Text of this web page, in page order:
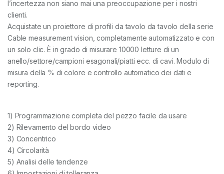
l’incertezza non siano mai una preoccupazione per i nostri
clienti.
Acquistate un proiettore di profili da tavolo da tavolo della serie
Cable measurement vision, completamente automatizzato e con
un solo clic. È in grado di misurare 10000 letture di un
anello/settore/campioni esagonali/piatti ecc. di cavi. Modulo di
misura della % di colore e controllo automatico dei dati e
reporting.
1) Programmazione completa del pezzo facile da usare
2) Rilevamento del bordo video
3) Concentrico
4) Circolarità
5) Analisi delle tendenze